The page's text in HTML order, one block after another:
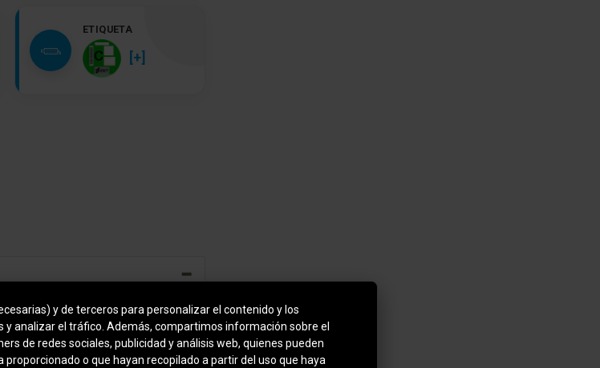
ETIQUETA
[+]
delante, izquierda con
impulsos
y de terceros para personalizar el contenido y los
analizar el tráfico. Además, compartimos información sobre el
de redes sociales, publicidad y análisis web, quienes pueden
o que hayan recopilado a partir del uso que haya